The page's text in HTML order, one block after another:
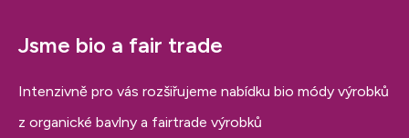
Jsme bio a fair trade
Intenzivně pro vás rozšiřujeme nabídku bio módy výrobků
z organické bavlny a fairtrade výrobků